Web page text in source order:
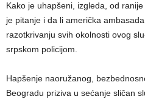
Kako je uhapšeni, izgleda, od
je pitanje i da li američka
razotkrivanju svih okolnosti ovog
srpskom policijom.
Hapšenje naoružanog,
Beogradu priziva u sećanje sličan